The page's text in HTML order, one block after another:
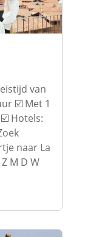
van
☑️ Met 1
Hotels:
naar La
M D W